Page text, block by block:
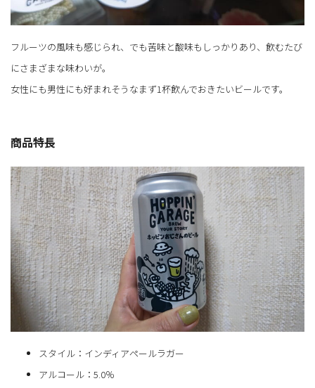
フルーツの風味も感じられ、でも苦味と酸味もしっかりあり、飲むたび
にさまざまな味わいが。
女性にも男性にも好まれそうなまず1杯飲んでおきたいビールです。
商品特長
スタイル：インディアペールラガー
アルコール：5.0％